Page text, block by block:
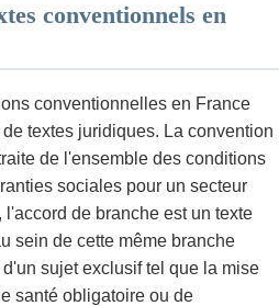
conventionnels en
conventionnelles en France
textes juridiques. La convention
de l'ensemble des conditions
sociales pour un secteur
de branche est un texte
sein de cette même branche
sujet exclusif tel que la mise
santé obligatoire ou de